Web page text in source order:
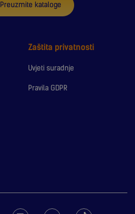
Zaštita privatnosti
Uvjeti suradnje
Pravila GDPR
Preuzmite kataloge